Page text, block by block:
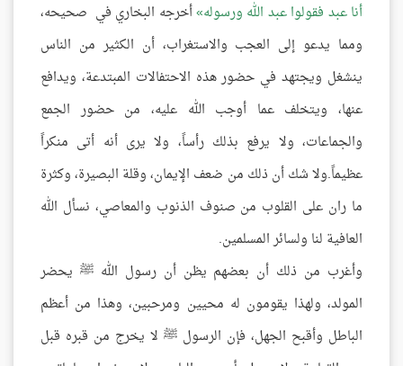
أنا عبد فقولوا عبد الله ورسوله أخرجه البخاري في صحيحه،
ومما يدعو إلى العجب والاستغراب، أن الكثير من الناس
ينشغل ويجتهد في حضور هذه الاحتفالات المبتدعة، ويدافع
عنها، ويتخلف عما أوجب الله عليه، من حضور الجمع
والجماعات، ولا يرفع بذلك رأساً، ولا يرى أنه أتى منكراً
عظيماً.ولا شك أن ذلك من ضعف الإيمان، وقلة البصيرة، وكثرة
ما ران على القلوب من صنوف الذنوب والمعاصي، نسأل الله
العافية لنا ولسائر المسلمين.
وأغرب من ذلك أن بعضهم يظن أن رسول الله ﷺ يحضر
المولد، ولهذا يقومون له محيين ومرحبين، وهذا من أعظم
الباطل وأقبح الجهل، فإن الرسول ﷺ لا يخرج من قبره قبل